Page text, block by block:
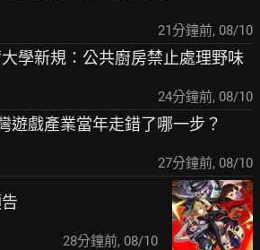
21分鐘前, 08/10
學新規：公共廚房禁止處理野味
24分鐘前, 08/10
遊戲產業當年走錯了哪一步？
27分鐘前, 08/10
28分鐘前, 08/10